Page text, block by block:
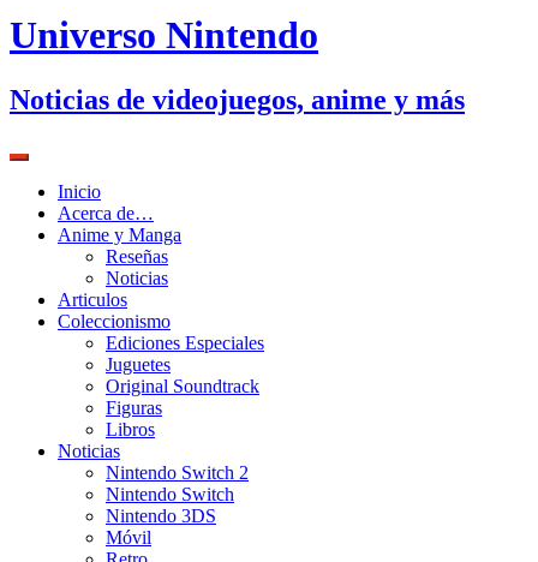
Universo Nintendo
Noticias de videojuegos, anime y más
Inicio
Acerca de…
Anime y Manga
Reseñas
Noticias
Articulos
Coleccionismo
Ediciones Especiales
Juguetes
Original Soundtrack
Figuras
Libros
Noticias
Nintendo Switch 2
Nintendo Switch
Nintendo 3DS
Móvil